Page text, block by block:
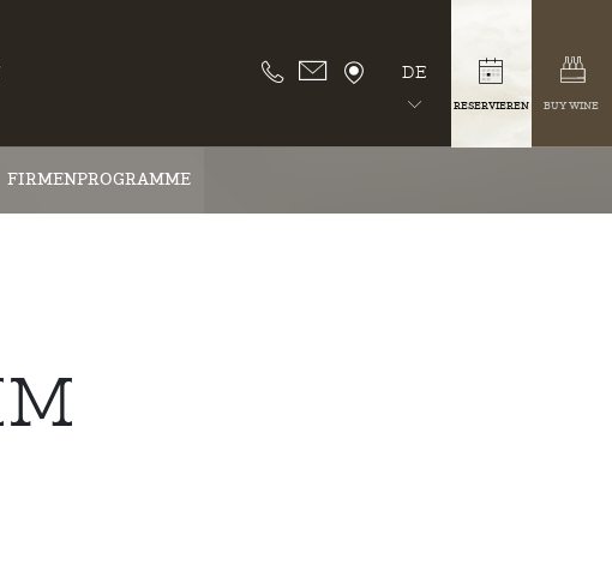
FIRMENPROGRAMME
DE
RESERVIEREN BUY WINE